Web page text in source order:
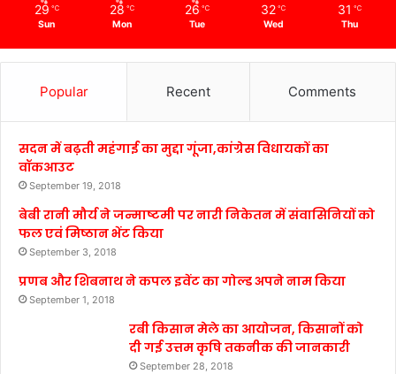
29 ℃
Sun
28 ℃
Mon
26 ℃
Tue
32 ℃
Wed
31 ℃
Thu
Popular Recent Comments
सदन में बढ़ती महंगाई का मुद्दा गूंजा,कांग्रेस विधायकों का
वॉकआउट
September 19, 2018
बेबी रानी मौर्य ने जन्माष्टमी पर नारी निकेतन में संवासिनियों को
फल एवं मिष्ठान भेंट किया
September 3, 2018
प्रणब और शिबनाथ ने कपल इवेंट का गोल्ड अपने नाम किया
September 1, 2018
रबी किसान मेले का आयोजन, किसानों को
दी गई उत्तम कृषि तकनीक की जानकारी
September 28, 2018